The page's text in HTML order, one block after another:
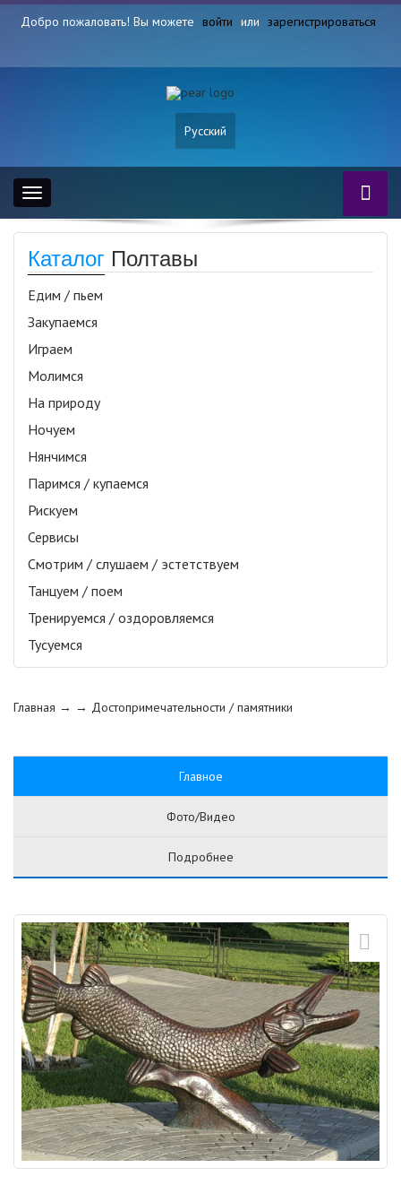
Добро пожаловать! Вы можете войти или зарегистрироваться
Русский
Toggle
navigation
Каталог Полтавы
Едим / пьем
Закупаемся
Играем
Молимся
На природу
Ночуем
Нянчимся
Паримся / купаемся
Рискуем
Сервисы
Смотрим / слушаем / эстетствуем
Танцуем / поем
Тренируемся / оздоровляемся
Тусуемся
Главная → → Достопримечательности / памятники
Главное
Фото/Видео
Подробнее